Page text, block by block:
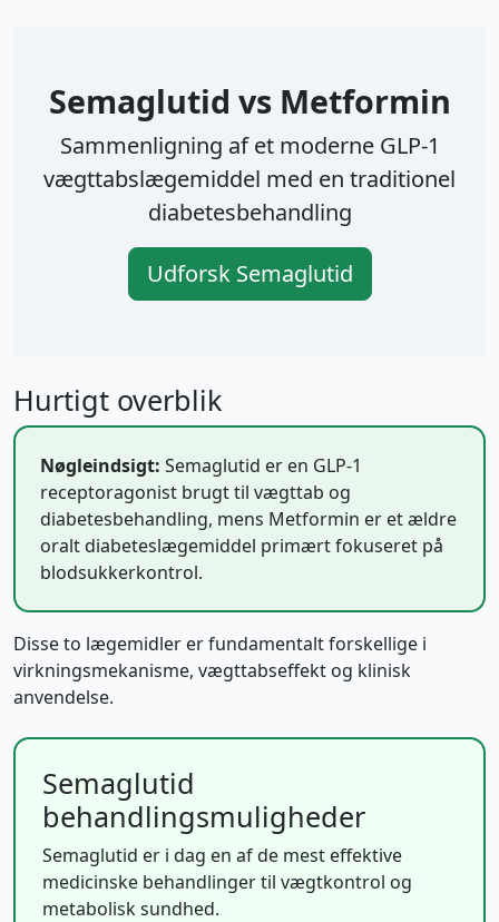
Semaglutid vs Metformin
Sammenligning af et moderne GLP-1
vægttabslægemiddel med en traditionel
diabetesbehandling
Udforsk Semaglutid
Hurtigt overblik
Nøgleindsigt: Semaglutid er en GLP-1
receptoragonist brugt til vægttab og
diabetesbehandling, mens Metformin er et ældre
oralt diabeteslægemiddel primært fokuseret på
blodsukkerkontrol.
Disse to lægemidler er fundamentalt forskellige i
virkningsmekanisme, vægttabseffekt og klinisk
anvendelse.
Semaglutid
behandlingsmuligheder
Semaglutid er i dag en af de mest effektive
medicinske behandlinger til vægtkontrol og
metabolisk sundhed.